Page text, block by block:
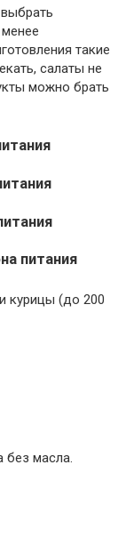
такие
салаты не
можно брать
питания
курицы (до 200
без масла.